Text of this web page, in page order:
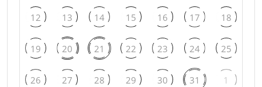
12 13 14 15 16 17 18
19 20 21 22 23 24 25
26 27 28 29 30 31 1